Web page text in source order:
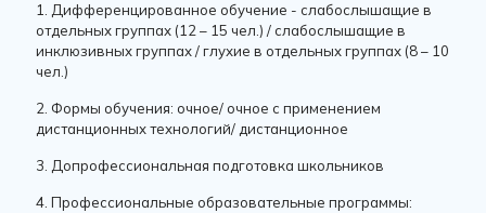
1. Дифференцированное обучение - слабослышащие в
отдельных группах (12 – 15 чел.) / слабослышащие в
инклюзивных группах / глухие в отдельных группах (8 – 10
чел.)
2. Формы обучения: очное/ очное с применением
дистанционных технологий/ дистанционное
3. Допрофессиональная подготовка школьников
4. Профессиональные образовательные программы: